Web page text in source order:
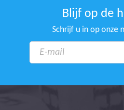
Blijf op de
Schrijf u in op onze